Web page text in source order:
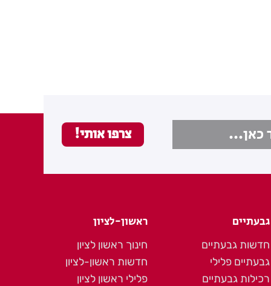
גבעתיים
חדשות גבעתיים
גבעתיים פלילי
רכילות גבעתיים
ראשון-לציון
חינוך ראשון לציון
חדשות ראשון-לציון
פלילי ראשון לציון